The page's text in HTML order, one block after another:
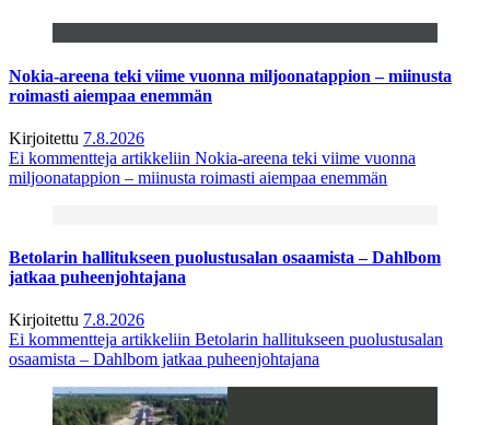
Nokia-areena teki viime vuonna miljoonatappion – miinusta
roimasti aiempaa enemmän
Kirjoitettu 7.8.2026
Ei kommentteja artikkeliin Nokia-areena teki viime vuonna
miljoonatappion – miinusta roimasti aiempaa enemmän
Betolarin hallitukseen puolustusalan osaamista – Dahlbom
jatkaa puheenjohtajana
Kirjoitettu 7.8.2026
Ei kommentteja artikkeliin Betolarin hallitukseen puolustusalan
osaamista – Dahlbom jatkaa puheenjohtajana